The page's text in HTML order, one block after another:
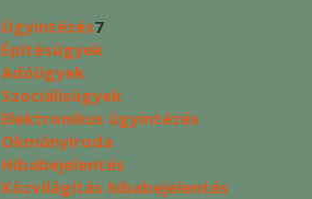
Ügyintézés7
Építésügyek
Adóügyek
Szociálisügyek
Elektronikus ügyintézés
Okmányiroda
Hibabejelentés
Közvilágítás hibabejelentés